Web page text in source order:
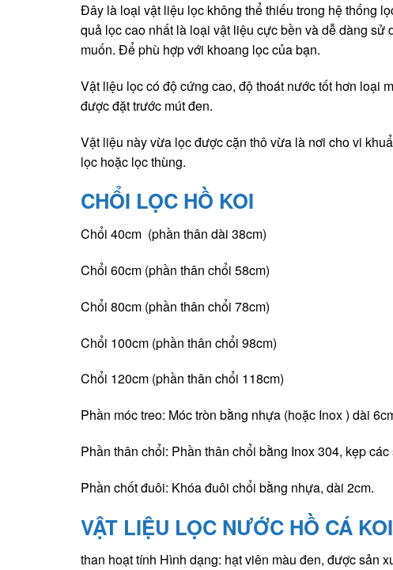
Đây là loại vật liệu lọc không thể thiếu trong hệ thống
quả lọc cao nhất là loại vật liệu cực bền và dễ dàng
muốn. Để phù hợp với khoang lọc của bạn.
Vật liệu lọc có độ cứng cao, độ thoát nước tốt hơn loại
được đặt trước mút đen.
Vật liệu này vừa lọc được cặn thô vừa là nơi cho vi
lọc hoặc lọc thùng.
CHỔI LỌC HỒ KOI
Chổi 40cm (phần thân dài 38cm)
Chổi 60cm (phần thân chổi 58cm)
Chổi 80cm (phần thân chổi 78cm)
Chổi 100cm (phần thân chổi 98cm)
Chổi 120cm (phần thân chổi 118cm)
Phần móc treo: Móc tròn bằng nhựa (hoặc Inox ) dài
Phần thân chổi: Phần thân chổi bằng Inox 304, kẹp
Phần chốt đuôi: Khóa đuôi chổi bằng nhựa, dài 2cm.
VẬT LIỆU LỌC NƯỚC HỒ CÁ KOI
than hoạt tính Hình dạng: hạt viên màu đen, được sản